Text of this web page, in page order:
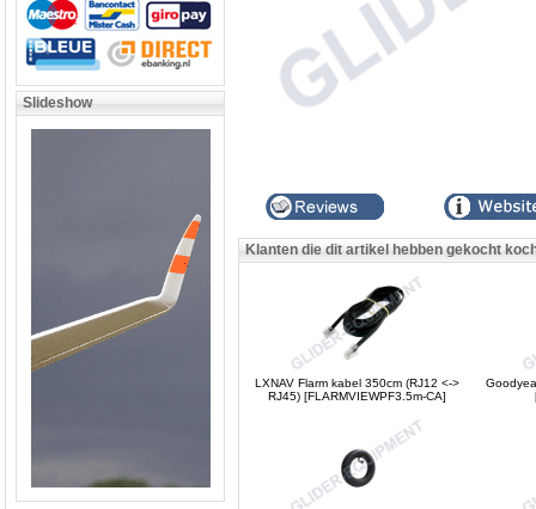
Slideshow
Klanten die dit artikel hebben gekocht
LXNAV Flarm kabel 350cm (RJ12 <->
RJ45) [FLARMVIEWPF3.5m-CA]